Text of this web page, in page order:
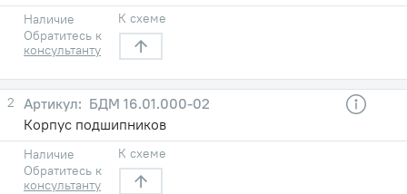
Наличие
Обратитесь к
консультанту
К схеме
2
БДМ 16.01.000-02
Корпус подшипников
Наличие
Обратитесь к
консультанту
К схеме